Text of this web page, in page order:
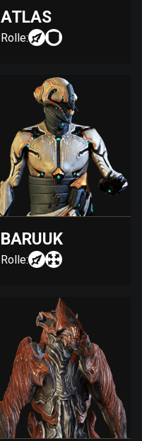
ATLAS
Rolle:
BARUUK
Rolle: